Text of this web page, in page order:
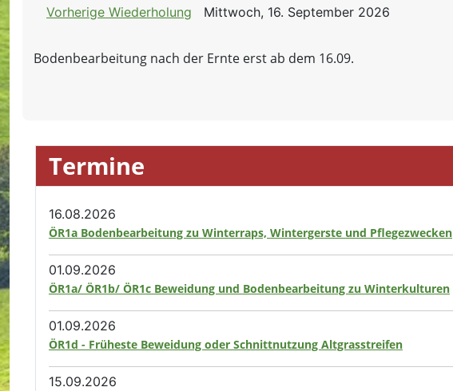
Mittwoch, 16. September 2026
Vorherige Wiederholung
Bodenbearbeitung nach der Ernte erst ab dem 16.09.
Termine
16.08.2026
ÖR1a Bodenbearbeitung zu Winterraps, Wintergerste und Pflegezwecken
01.09.2026
ÖR1a/ ÖR1b/ ÖR1c Beweidung und Bodenbearbeitung zu Winterkulturen
01.09.2026
ÖR1d - Früheste Beweidung oder Schnittnutzung Altgrasstreifen
15.09.2026